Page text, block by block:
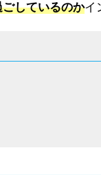
しているのかイ